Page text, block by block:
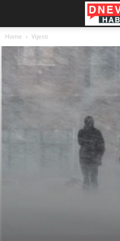
Home Vijesti